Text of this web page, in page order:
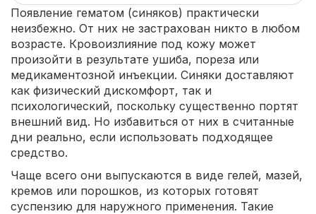
Появление гематом (синяков) практически
неизбежно. От них не застрахован никто в любом
возрасте. Кровоизлияние под кожу может
произойти в результате ушиба, пореза или
медикаментозной инъекции. Синяки доставляют
как физический дискомфорт, так и
психологический, поскольку существенно портят
внешний вид. Но избавиться от них в считанные
дни реально, если использовать подходящее
средство.
Чаще всего они выпускаются в виде гелей, мазей,
кремов или порошков, из которых готовят
суспензию для наружного применения. Такие